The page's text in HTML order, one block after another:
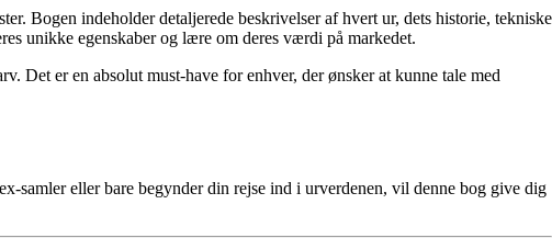
Bogen indeholder detaljerede beskrivelser af hvert ur, dets historie, tekniske
unikke egenskaber og lære om deres værdi på markedet.
Det er en absolut must-have for enhver, der ønsker at kunne tale med
samler eller bare begynder din rejse ind i urverdenen, vil denne bog give dig